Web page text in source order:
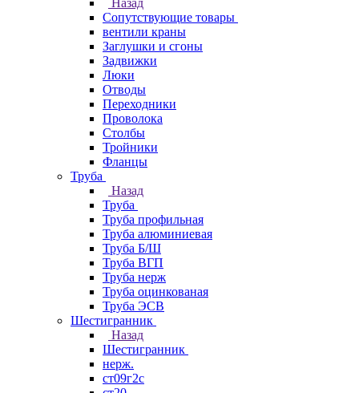
Назад
Сопутствующие товары
вентили краны
Заглушки и сгоны
Задвижки
Люки
Отводы
Переходники
Проволока
Столбы
Тройники
Фланцы
Труба
Назад
Труба
Труба профильная
Труба алюминиевая
Труба Б/Ш
Труба ВГП
Труба нерж
Труба оцинкованая
Труба ЭСВ
Шестигранник
Назад
Шестигранник
нерж.
ст09г2с